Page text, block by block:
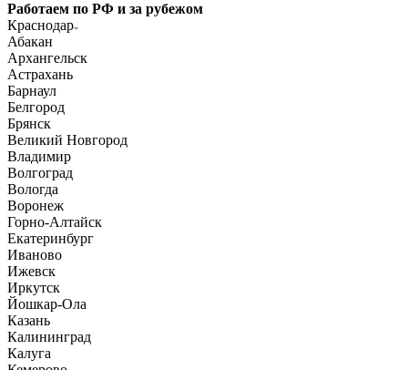
Работаем по РФ и за рубежом
Краснодар
Абакан
Архангельск
Астрахань
Барнаул
Белгород
Брянск
Великий Новгород
Владимир
Волгоград
Вологда
Воронеж
Горно-Алтайск
Екатеринбург
Иваново
Ижевск
Иркутск
Йошкар-Ола
Казань
Калининград
Калуга